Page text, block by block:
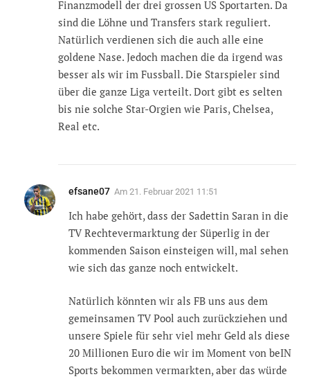
Finanzmodell der drei grossen US Sportarten. Da
sind die Löhne und Transfers stark reguliert.
Natürlich verdienen sich die auch alle eine
goldene Nase. Jedoch machen die da irgend was
besser als wir im Fussball. Die Starspieler sind
über die ganze Liga verteilt. Dort gibt es selten
bis nie solche Star-Orgien wie Paris, Chelsea,
Real etc.
efsane07 Am 21. Februar 2021 11:51
Ich habe gehört, dass der Sadettin Saran in die
TV Rechtevermarktung der Süperlig in der
kommenden Saison einsteigen will, mal sehen
wie sich das ganze noch entwickelt.
Natürlich könnten wir als FB uns aus dem
gemeinsamen TV Pool auch zurückziehen und
unsere Spiele für sehr viel mehr Geld als diese
20 Millionen Euro die wir im Moment von beIN
Sports bekommen vermarkten, aber das würde